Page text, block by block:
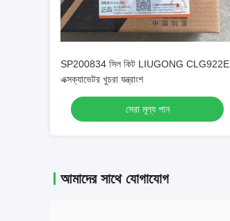
SP200834 সিল কিট LIUGONG CLG922E
এক্সক্যাভেটর খুচরা যন্ত্রাংশ
সেরা মূল্য পান
আমাদের সাথে যোগাযোগ